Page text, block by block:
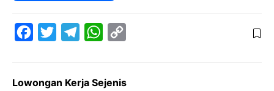
e
t
e
W
t
y
Lowongan Kerja Sejenis